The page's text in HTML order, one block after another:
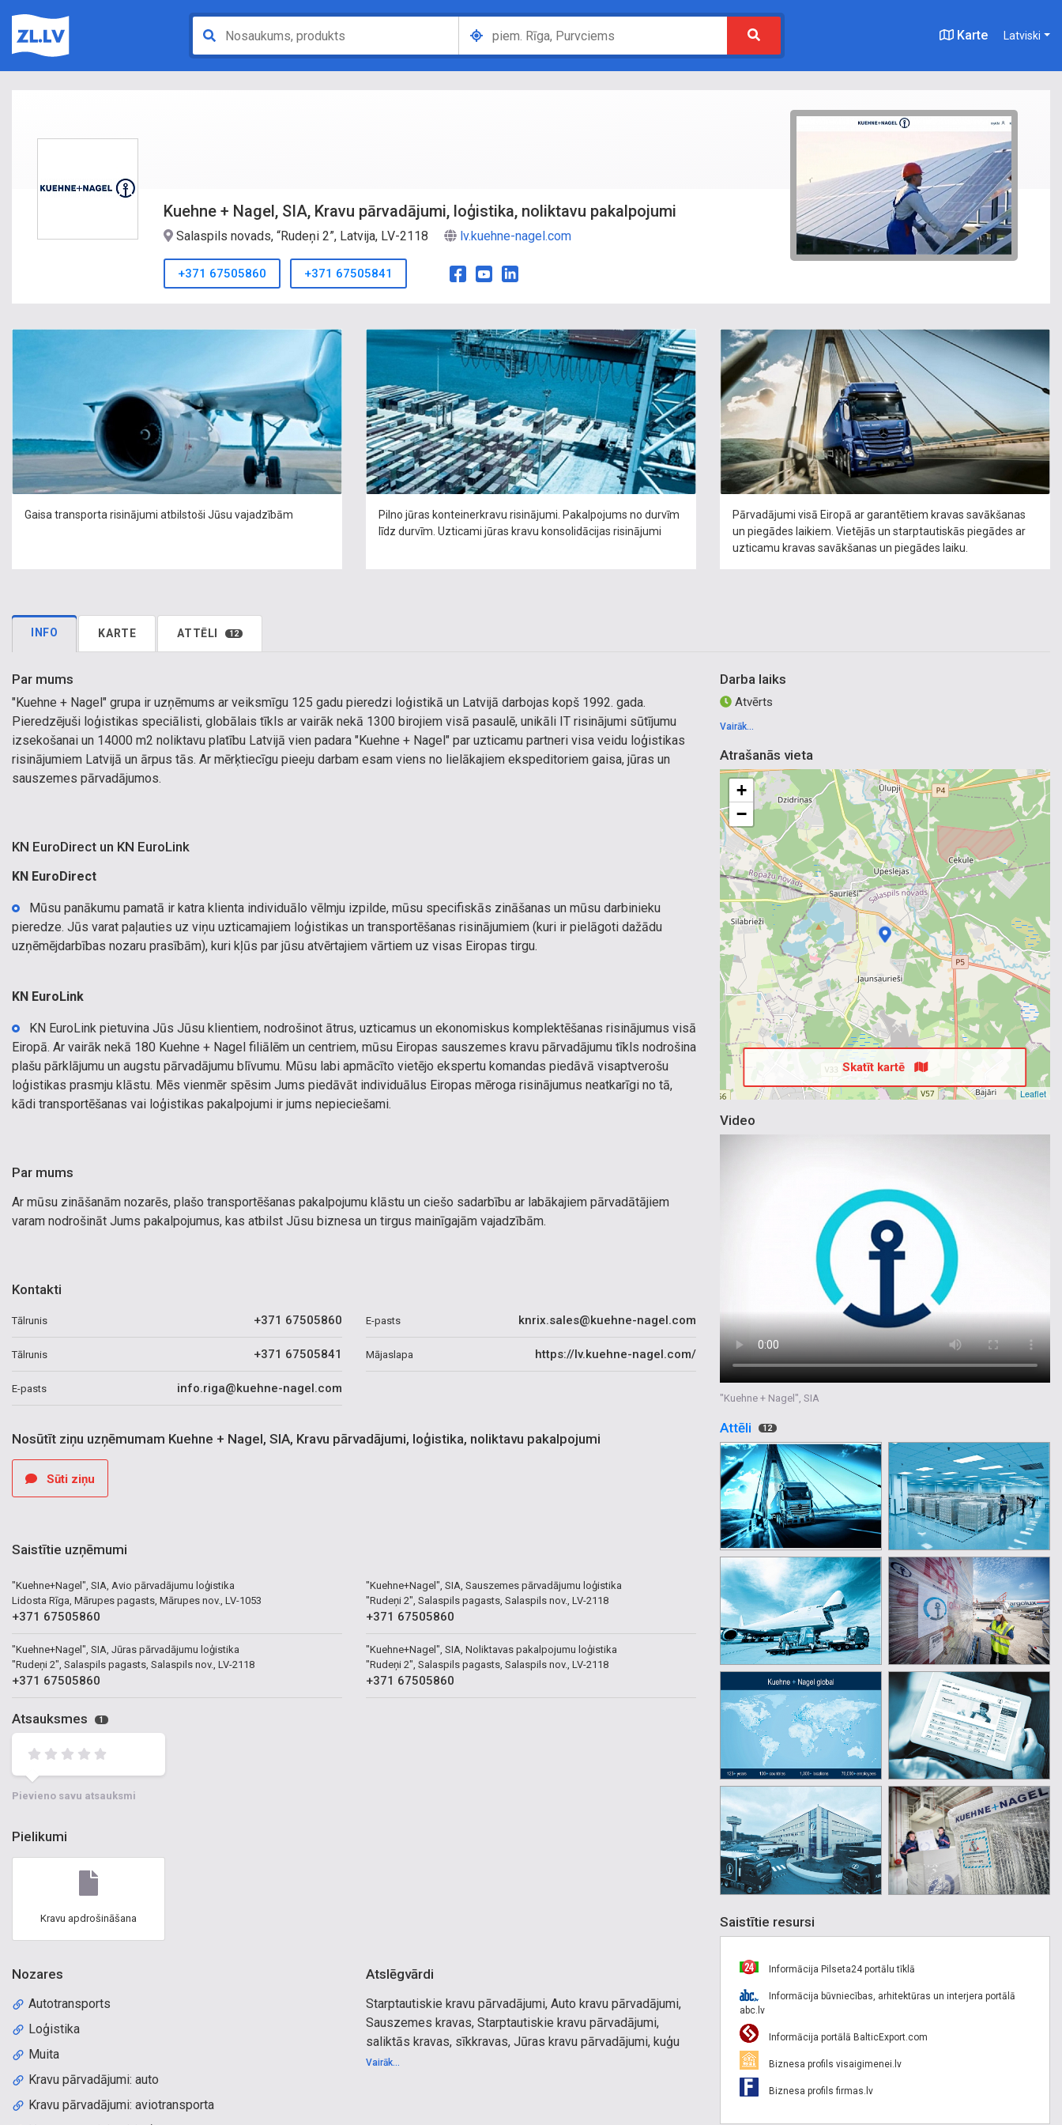
Karte Latviski
Kuehne + Nagel, SIA, Kravu pārvadājumi, loģistika, noliktavu pakalpojumi
Salaspils novads, “Rudeņi 2”, Latvija, LV-2118 lv.kuehne-nagel.com
+371 67505860 +371 67505841
Gaisa transporta risinājumi atbilstoši Jūsu vajadzībām
Pilno jūras konteinerkravu risinājumi. Pakalpojums no durvīm
līdz durvīm. Uzticami jūras kravu konsolidācijas risinājumi
Pārvadājumi visā Eiropā ar garantētiem kravas savākšanas
un piegādes laikiem. Vietējās un starptautiskās piegādes ar
uzticamu kravas savākšanas un piegādes laiku.
INFO KARTE ATTĒLI 12
Par mums
"Kuehne + Nagel" grupa ir uzņēmums ar veiksmīgu 125 gadu pieredzi loģistikā un Latvijā darbojas kopš 1992. gada.
Pieredzējuši loģistikas speciālisti, globālais tīkls ar vairāk nekā 1300 birojiem visā pasaulē, unikāli IT risinājumi sūtījumu
izsekošanai un 14000 m2 noliktavu platību Latvijā vien padara "Kuehne + Nagel" par uzticamu partneri visa veidu loģistikas
risinājumiem Latvijā un ārpus tās. Ar mērķtiecīgu pieeju darbam esam viens no lielākajiem ekspeditoriem gaisa, jūras un
sauszemes pārvadājumos.
KN EuroDirect un KN EuroLink
KN EuroDirect
Mūsu panākumu pamatā ir katra klienta individuālo vēlmju izpilde, mūsu specifiskās zināšanas un mūsu darbinieku
pieredze. Jūs varat paļauties uz viņu uzticamajiem loģistikas un transportēšanas risinājumiem (kuri ir pielāgoti dažādu
uzņēmējdarbības nozaru prasībām), kuri kļūs par jūsu atvērtajiem vārtiem uz visas Eiropas tirgu.
KN EuroLink
KN EuroLink pietuvina Jūs Jūsu klientiem, nodrošinot ātrus, uzticamus un ekonomiskus komplektēšanas risinājumus visā
Eiropā. Ar vairāk nekā 180 Kuehne + Nagel filiālēm un centriem, mūsu Eiropas sauszemes kravu pārvadājumu tīkls nodrošina
plašu pārklājumu un augstu pārvadājumu blīvumu. Mūsu labi apmācīto vietējo ekspertu komandas piedāvā visaptverošu
loģistikas prasmju klāstu. Mēs vienmēr spēsim Jums piedāvāt individuālus Eiropas mēroga risinājumus neatkarīgi no tā,
kādi transportēšanas vai loģistikas pakalpojumi ir jums nepieciešami.
Par mums
Ar mūsu zināšanām nozarēs, plašo transportēšanas pakalpojumu klāstu un ciešo sadarbību ar labākajiem pārvadātājiem
varam nodrošināt Jums pakalpojumus, kas atbilst Jūsu biznesa un tirgus mainīgajām vajadzībām.
Kontakti
Tālrunis +371 67505860
Tālrunis +371 67505841
E-pasts info.riga@kuehne-nagel.com
E-pasts knrix.sales@kuehne-nagel.com
Mājaslapa https://lv.kuehne-nagel.com/
Nosūtīt ziņu uzņēmumam Kuehne + Nagel, SIA, Kravu pārvadājumi, loģistika, noliktavu pakalpojumi
Sūti ziņu
Saistītie uzņēmumi
"Kuehne+Nagel", SIA, Avio pārvadājumu loģistika
Lidosta Rīga, Mārupes pagasts, Mārupes nov., LV-1053
+371 67505860
"Kuehne+Nagel", SIA, Jūras pārvadājumu loģistika
"Rudeņi 2", Salaspils pagasts, Salaspils nov., LV-2118
+371 67505860
"Kuehne+Nagel", SIA, Sauszemes pārvadājumu loģistika
"Rudeņi 2", Salaspils pagasts, Salaspils nov., LV-2118
+371 67505860
"Kuehne+Nagel", SIA, Noliktavas pakalpojumu loģistika
"Rudeņi 2", Salaspils pagasts, Salaspils nov., LV-2118
+371 67505860
Atsauksmes 1
Pievieno savu atsauksmi
Pielikumi
Kravu apdrošināšana
Nozares
Autotransports
Loģistika
Muita
Kravu pārvadājumi: auto
Kravu pārvadājumi: aviotransporta
Atslēgvārdi
Starptautiskie kravu pārvadājumi, Auto kravu pārvadājumi,
Sauszemes kravas, Starptautiskie kravu pārvadājumi,
saliktās kravas, sīkkravas, Jūras kravu pārvadājumi, kuģu
kravu pārvadājumi, jūras transports, jūra, Gaisa kravu
Vairāk...
Darba laiks
Atvērts
Vairāk...
Atrašanās vieta
+
−
Leaflet
Skatīt kartē
Video
"Kuehne + Nagel", SIA
Attēli 12
Saistītie resursi
Informācija Pilseta24 portālu tīklā
Informācija būvniecības, arhitektūras un interjera portālā
abc.lv
Informācija portālā BalticExport.com
Biznesa profils visaigimenei.lv
Biznesa profils firmas.lv